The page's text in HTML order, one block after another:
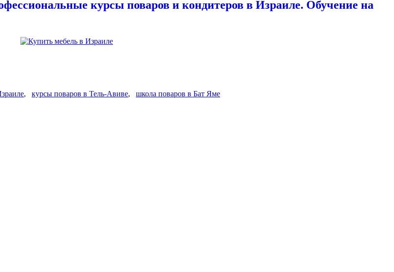
курсы поваров и кондитеров в Израиле. Обучение на
, курсы поваров в Тель-Авиве, школа поваров в Бат Яме